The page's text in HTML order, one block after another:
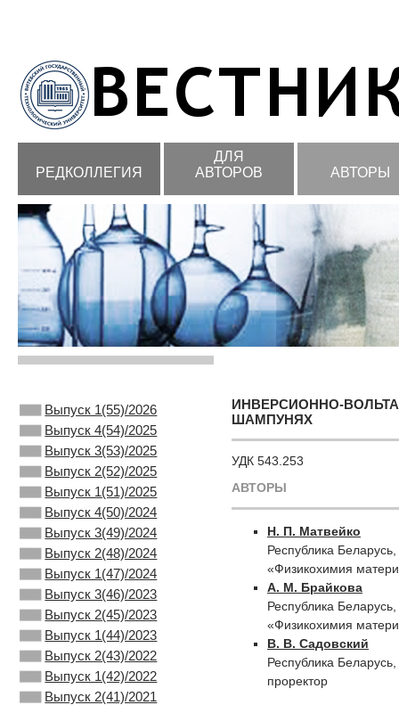
РЕДКОЛЛЕГИЯ
ДЛЯ
АВТОРОВ
АВТОРЫ
Выпуск 1(55)/2026
Выпуск 4(54)/2025
Выпуск 3(53)/2025
Выпуск 2(52)/2025
Выпуск 1(51)/2025
Выпуск 4(50)/2024
Выпуск 3(49)/2024
Выпуск 2(48)/2024
Выпуск 1(47)/2024
Выпуск 3(46)/2023
Выпуск 2(45)/2023
Выпуск 1(44)/2023
Выпуск 2(43)/2022
Выпуск 1(42)/2022
Выпуск 2(41)/2021
ИНВЕРСИОННО-
ШАМПУНЯХ
УДК 543.253
АВТОРЫ
Н. П. Матвейко
Республика
«Физикохимия
А. М. Брайкова
Республика
«Физикохимия
В. В. Садовский
Республика
проректор